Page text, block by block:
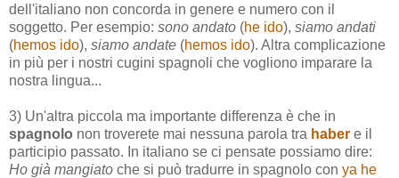
dell'italiano non concorda in genere e numero con il
soggetto. Per esempio: sono andato (he ido), siamo andati
(hemos ido), siamo andate (hemos ido). Altra complicazione
in più per i nostri cugini spagnoli che vogliono imparare la
nostra lingua...
3) Un'altra piccola ma importante differenza è che in
spagnolo non troverete mai nessuna parola tra haber e il
participio passato. In italiano se ci pensate possiamo dire:
Ho già mangiato che si può tradurre in spagnolo con ya he